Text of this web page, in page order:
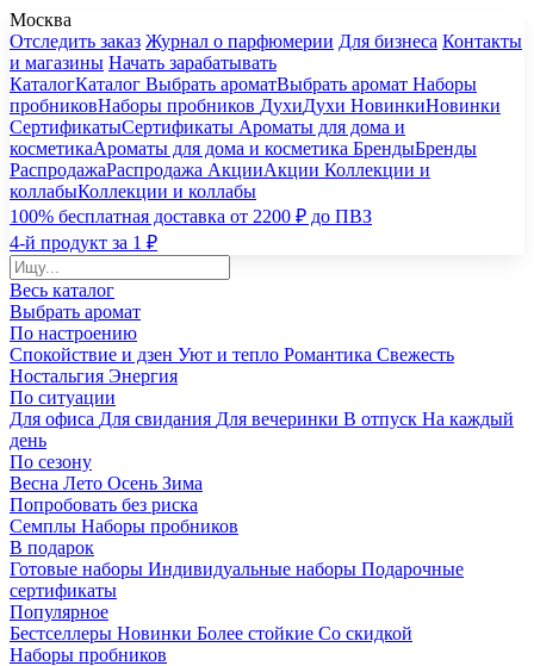
Москва
Отследить заказ Журнал о парфюмерии Для бизнеса Контакты
и магазины Начать зарабатывать
КаталогКаталог Выбрать ароматВыбрать аромат Наборы
пробниковНаборы пробников ДухиДухи НовинкиНовинки
СертификатыСертификаты Ароматы для дома и
косметикаАроматы для дома и косметика БрендыБренды
РаспродажаРаспродажа АкцииАкции Коллекции и
коллабыКоллекции и коллабы
100% бесплатная доставка от 2200 ₽ до ПВЗ
4-й продукт за 1 ₽
Весь каталог
Выбрать аромат
По настроению
Спокойствие и дзен Уют и тепло Романтика Свежесть
Ностальгия Энергия
По ситуации
Для офиса Для свидания Для вечеринки В отпуск На каждый
день
По сезону
Весна Лето Осень Зима
Попробовать без риска
Семплы Наборы пробников
В подарок
Готовые наборы Индивидуальные наборы Подарочные
сертификаты
Популярное
Бестселлеры Новинки Более стойкие Со скидкой
Наборы пробников